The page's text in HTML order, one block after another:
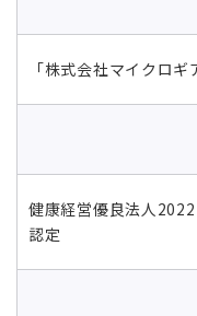
「株式会社マイクロ
健康経営優良法人
認定